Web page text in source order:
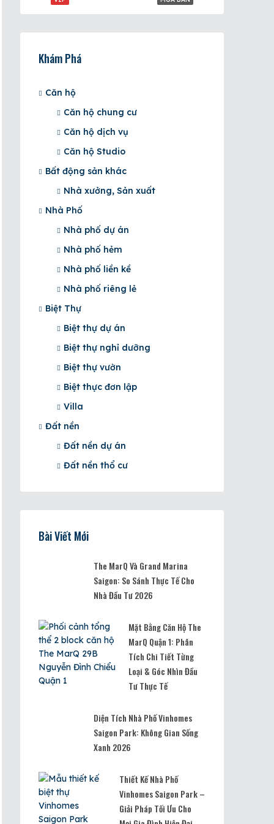
Khám Phá
Căn hộ
Căn hộ chung cư
Căn hộ dịch vụ
Căn hộ Studio
Bất động sản khác
Nhà xưởng, Sản xuất
Nhà Phố
Nhà phố dự án
Nhà phố hẻm
Nhà phố liền kề
Nhà phố riêng lẻ
Biệt Thự
Biệt thự dự án
Biệt thự nghỉ dưỡng
Biệt thự vườn
Biệt thực đơn lập
Villa
Đất nền
Đất nền dự án
Đất nền thổ cư
Bài Viết Mới
The MarQ Và Grand Marina
Saigon: So Sánh Thực Tế Cho
Nhà Đầu Tư 2026
Mặt Bằng Căn Hộ The
MarQ Quận 1: Phân
Tích Chi Tiết Từng
Loại & Góc Nhìn Đầu
Tư Thực Tế
Diện Tích Nhà Phố Vinhomes
Saigon Park: Không Gian Sống
Xanh 2026
Thiết Kế Nhà Phố
Vinhomes Saigon Park –
Giải Pháp Tối Ưu Cho